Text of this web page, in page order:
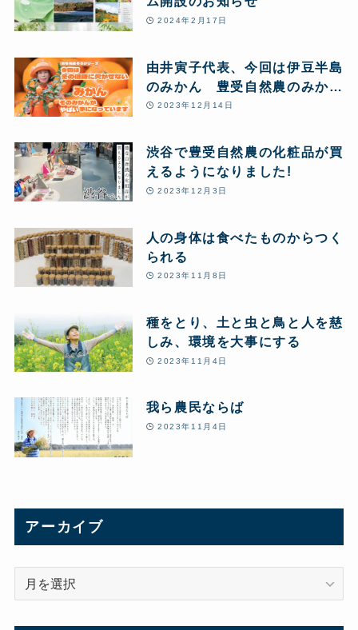
2024年2月17日
由井寅子代表、今回は伊豆半島
のみかん 豊受自然農のみかん
農場からお送りします♪
2023年12月14日
渋谷で豊受自然農の化粧品が買
えるようになりました!
2023年12月3日
人の身体は食べたものからつく
られる
2023年11月8日
種をとり、土と虫と鳥と人を慈
しみ、環境を大事にする
2023年11月4日
我ら農民ならば
2023年11月4日
アーカイブ